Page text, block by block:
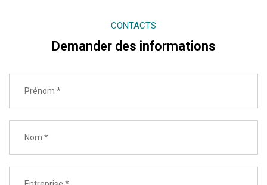
CONTACTS
Demander des informations